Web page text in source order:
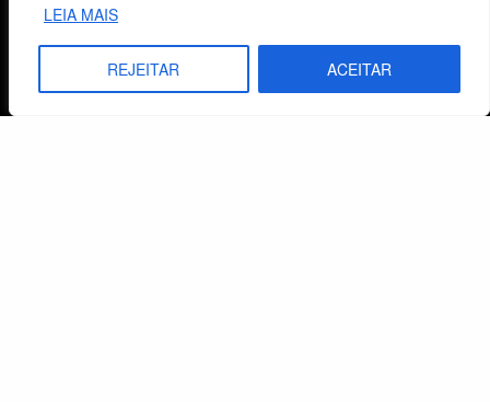
LEIA MAIS
REJEITAR ACEITAR
Fale Conosco